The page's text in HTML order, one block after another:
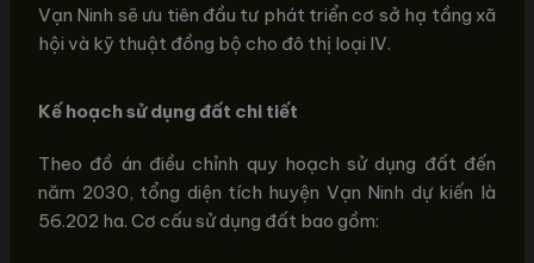
Vạn Ninh sẽ ưu tiên đầu tư phát triển cơ sở hạ tầng xã
hội và kỹ thuật đồng bộ cho đô thị loại IV.
Kế hoạch sử dụng đất chi tiết
Theo đồ án điều chỉnh quy hoạch sử dụng đất đến
năm 2030, tổng diện tích huyện Vạn Ninh dự kiến là
56.202 ha. Cơ cấu sử dụng đất bao gồm: